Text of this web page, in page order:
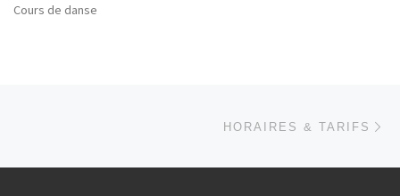
Cours de danse
Parcourir les articlesHORAIRES & TARIFS